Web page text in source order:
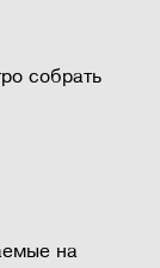
собрать
на